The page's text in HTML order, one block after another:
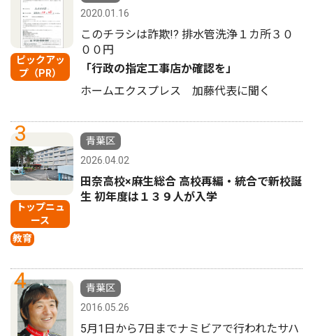
ピックアッ
プ（PR）
2020.01.16
このチラシは詐欺!? 排水管洗浄１カ所３０
００円
「行政の指定工事店か確認を」
ホームエクスプレス 加藤代表に聞く
3
トップニュ
ース
教育
青葉区
2026.04.02
田奈高校×麻生総合 高校再編・統合で新校誕
生 初年度は１３９人が入学
4
青葉区
2016.05.26
5月1日から7日までナミビアで行われたサハ